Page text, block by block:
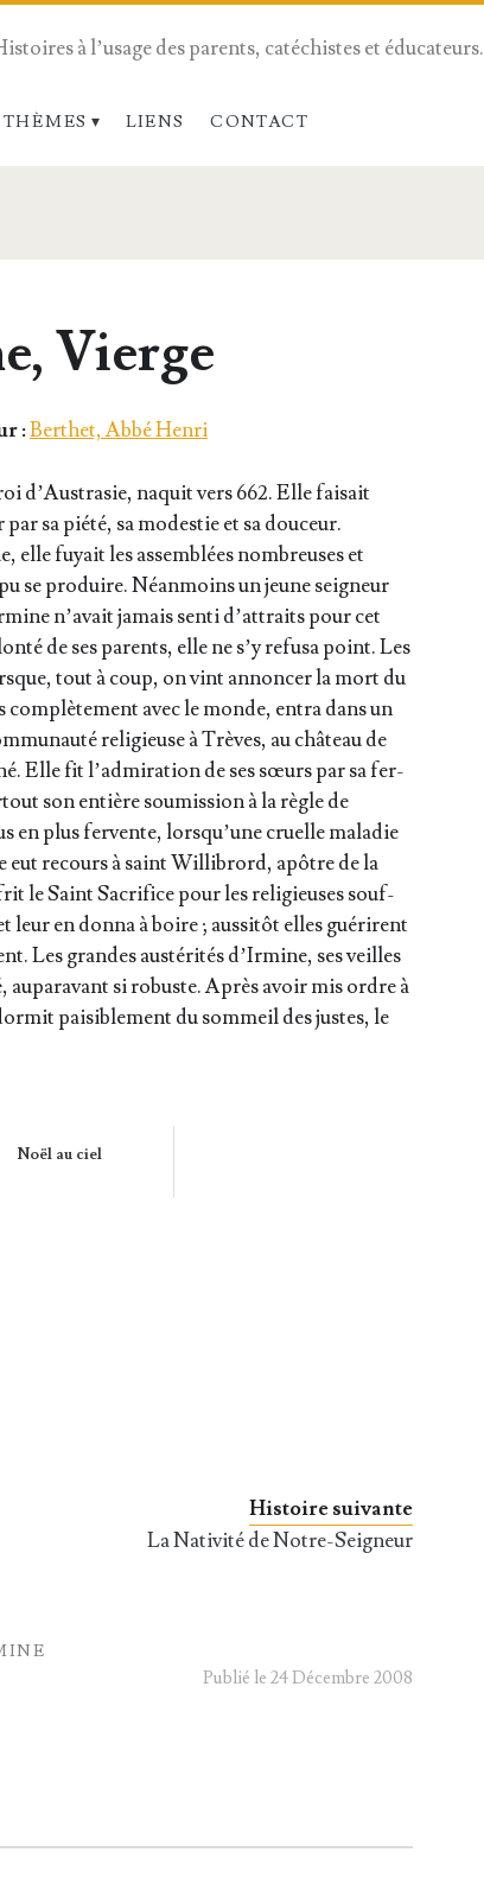
à l’usage des parents, catéchistes et éducateurs.
LIENS CONTACT
Vierge
:Berthet, Abbé Henri
d’Aus­tra­sie, naquit vers 662. Elle fai­sait
sa pié­té, sa modes­tie et sa dou­ceur.
elle fuyait les assem­blées nom­breuses et
se pro­duire. Néan­moins un jeune sei­gneur
n’a­vait jamais sen­ti d’at­traits pour cet
de ses parents, elle ne s’y refu­sa point. Les
tout à coup, on vint annon­cer la mort du
avec le monde, entra dans un
reli­gieuse à Trèves, au châ­teau de
Elle fit l’ad­mi­ra­tion de ses sœurs par sa fer­
son entière sou­mis­sion à la règle de
en plus fer­vente, lors­qu’une cruelle mala­die
eut recours à saint Willi­brord, apôtre de la
le Saint Sacri­fice pour les reli­gieuses souf­
leur en don­na à boire ; aus­si­tôt elles gué­rirent
Les grandes aus­té­ri­tés d’Ir­mine, ses veilles
aupa­ra­vant si robuste. Après avoir mis ordre à
pai­si­ble­ment du som­meil des justes, le
Noël au ciel
Histoire suivante
La Nativité de Notre-Seigneur
Publié le 24 Décembre 2008